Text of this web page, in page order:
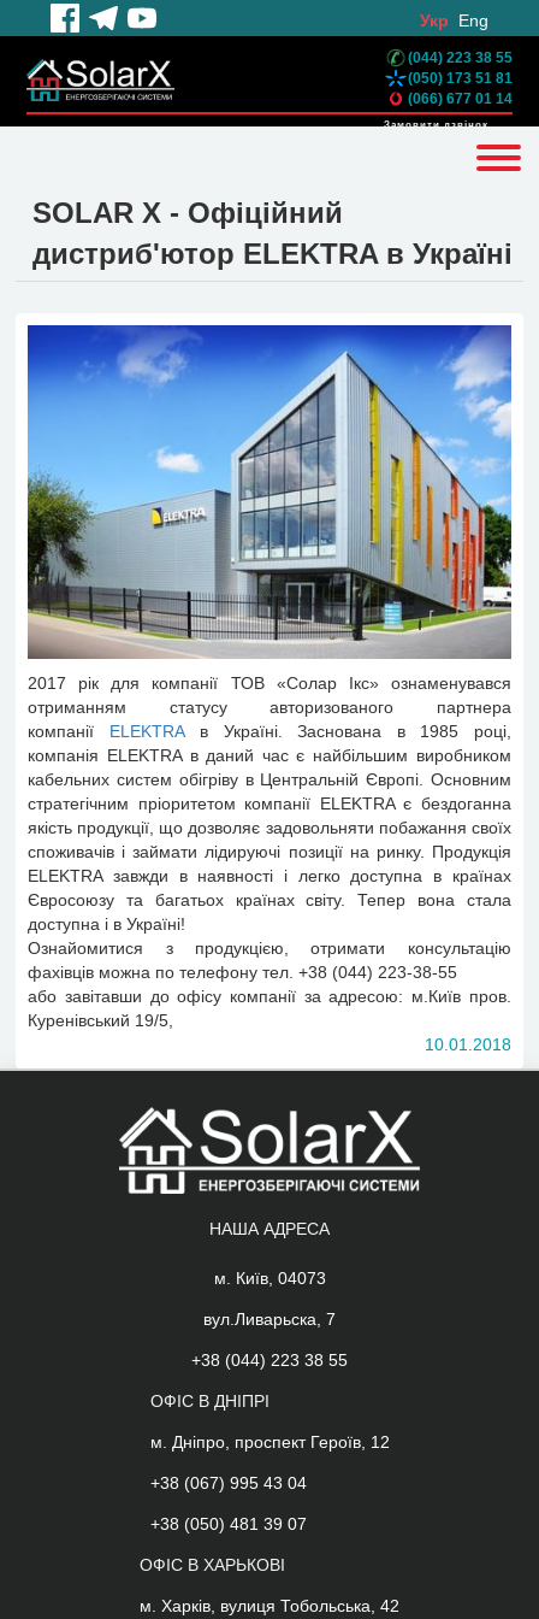
Укр Eng
(044) 223 38 55
(050) 173 51 81
(066) 677 01 14
Замовити дзвінок
SOLAR X - Офіційний
дистриб'ютор ELEKTRA в Україні
2017 рік для компанії ТОВ «Солар Ікс» ознаменувався
отриманням статусу авторизованого партнера
компанії ELEKTRAв Україні. Заснована в 1985 році,
компанія ELEKTRA в даний час є найбільшим виробником
кабельних систем обігріву в Центральній Європі. Основним
стратегічним пріоритетом компанії ELEKTRA є бездоганна
якість продукції, що дозволяє задовольняти побажання своїх
споживачів і займати лідируючі позиції на ринку. Продукція
ELEKTRA завжди в наявності і легко доступна в країнах
Євросоюзу та багатьох країнах світу. Тепер вона стала
доступна і в Україні!
Ознайомитися з продукцією, отримати консультацію
фахівців можна по телефону тел. +38 (044) 223-38-55
або завітавши до офісу компанії за адресою: м.Київ пров.
Куренівський 19/5,
10.01.2018
НАША АДРЕСА
м. Київ, 04073
вул.Ливарьска, 7
+38 (044) 223 38 55
ОФІС В ДНІПРІ
м. Дніпро, проспект Героїв, 12
+38 (067) 995 43 04
+38 (050) 481 39 07
ОФІС В ХАРЬКОВІ
м. Харків, вулиця Тобольська, 42